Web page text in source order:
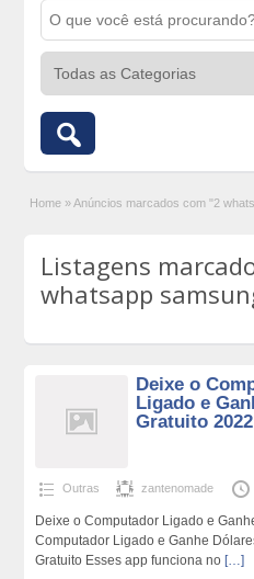
Home » Anúncios marcados com "2
Listagens
whatsapp
Deixe o
Ligado e
Gratuito 2022
Outras zantenomade
Deixe o Computador Ligado e
Computador Ligado e Ganhe
Gratuito Esses app funciona no […]